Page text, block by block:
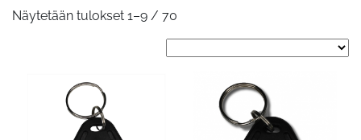
Näytetään tulokset 1–9 / 70